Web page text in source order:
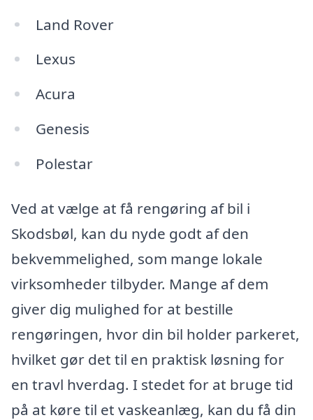
Land Rover
Lexus
Acura
Genesis
Polestar
Ved at vælge at få rengøring af bil i
Skodsbøl, kan du nyde godt af den
bekvemmelighed, som mange lokale
virksomheder tilbyder. Mange af dem
giver dig mulighed for at bestille
rengøringen, hvor din bil holder parkeret,
hvilket gør det til en praktisk løsning for
en travl hverdag. I stedet for at bruge tid
på at køre til et vaskeanlæg, kan du få din